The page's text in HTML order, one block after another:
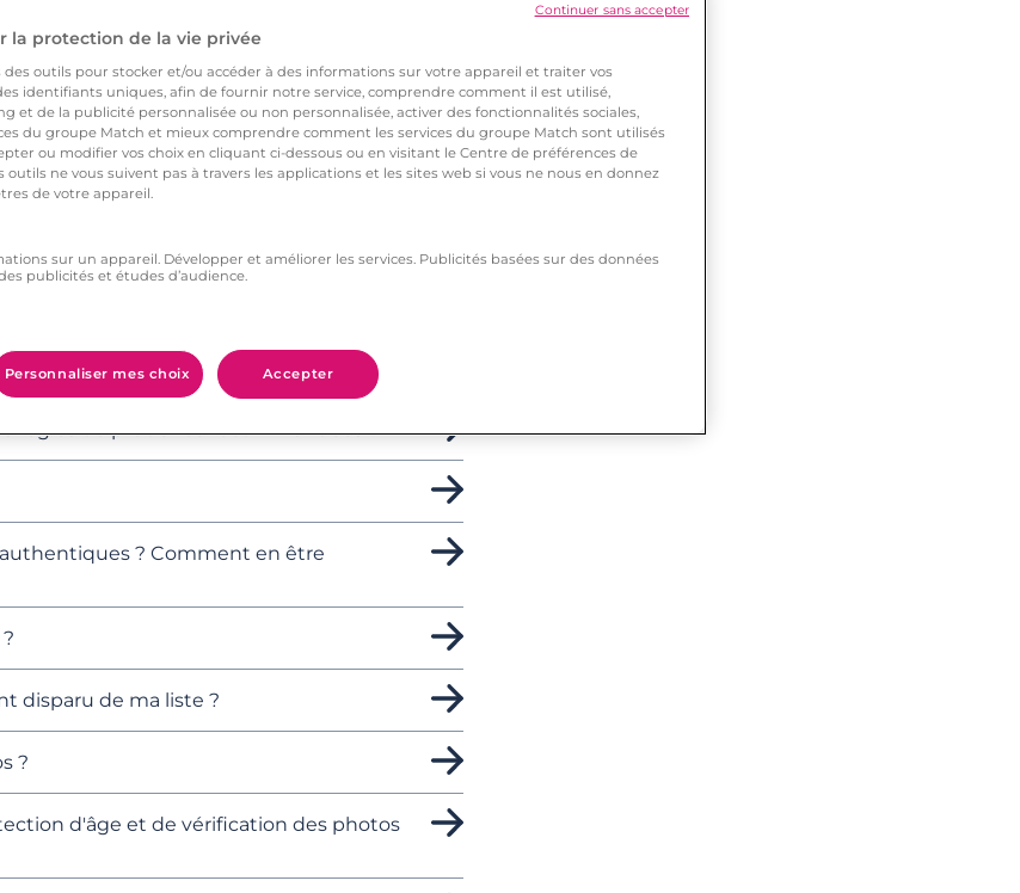
le signaler ?
individuelle automatisée ?
règles de prudence recommandées ?
? Comment en être
disparu de ma liste ?
?
d'âge et de vérification des photos
la protection de la vie privée
outils pour stocker et/ou accéder à des informations sur votre appareil et traiter vos
identifiants uniques, afin de fournir notre service, comprendre comment il est utilisé,
et de la publicité personnalisée ou non personnalisée, activer des fonctionnalités sociales,
du groupe Match et mieux comprendre comment les services du groupe Match sont utilisés
ou modifier vos choix en cliquant ci-dessous ou en visitant le Centre de préférences de
ne vous suivent pas à travers les applications et les sites web si vous ne nous en donnez
de votre appareil.
sur un appareil. Développer et améliorer les services. Publicités basées sur des données
publicités et études d’audience.
Personnaliser mes choix Accepter
Continuer sans accepter